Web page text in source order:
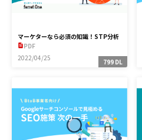
マーケターなら必須の知識！STP分析
とは？
PDF
2022/04/25
799 DL